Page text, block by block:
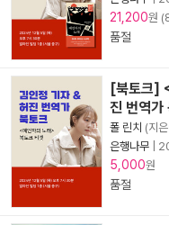
21,200원
품절
[북토크]
진 번역가
폴 린치 (지은
은행나무
5,000원
품절